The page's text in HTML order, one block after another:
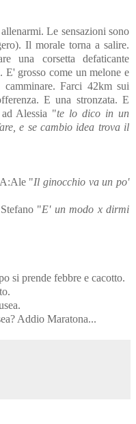
Le sensazioni sono
Il morale torna a salire.
una corsetta defaticante
grosso come un melone e
Farci 42km sui
E una stronzata. E
Alessia "te lo dico in un
e se cambio idea trova il
"Il ginocchio va un po'
"E' un modo x dirmi
si prende febbre e cacotto.
Addio Maratona...